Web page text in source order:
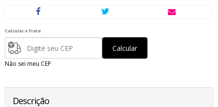
Calcular o Frete
Calcular
Não sei meu CEP
Descrição